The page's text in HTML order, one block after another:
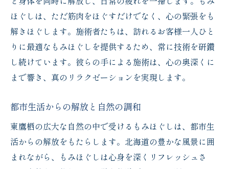
心の健康を促進するもみほぐし
自然と調和する体験の価値
地元の施術者からの温かいケア
心身のバランスを整えるもみほぐし
心の奥深くまで響く旭川市のもみほぐし体験
深いリラクゼーションの真髄を探る
心に残る鮮烈なもみほぐし体験
感情をリセットする施術の魅力
心の健康を保つためのヒント
ほぐしは、ただ筋肉をほぐすだけでなく、心の緊張をも
解きほぐします。施術者たちは、訪れるお客様一人ひと
りに最適なもみほぐしを提供するため、常に技術を研鑽
し続けています。彼らの手による施術は、心の奥深くに
まで響き、真のリラクゼーションを実現します。
都市生活からの解放と自然の調和
東鷹栖の広大な自然の中で受けるもみほぐしは、都市生
活からの解放をもたらします。北海道の豊かな風景に囲
まれながら、もみほぐしは心身を深くリフレッシュさ